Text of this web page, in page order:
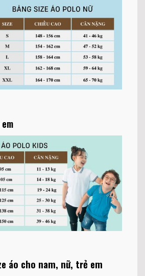
áo cho nam, nữ, trẻ em